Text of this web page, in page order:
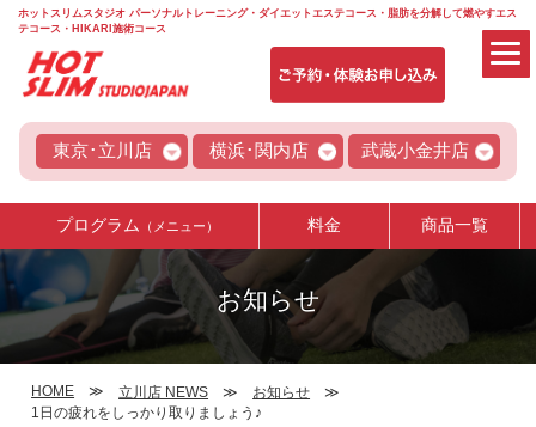
ホットスリムスタジオ パーソナルトレーニング・ダイエットエステコース・脂肪を分解して燃やすエス
テコース・HIKARI施術コース
東京･立川店 横浜･関内店 武蔵小金井店
プログラム （メニュー） 料金 商品一覧
お知らせ
HOME 立川店 NEWS
お知らせ
1日の疲れをしっかり取りましょう♪